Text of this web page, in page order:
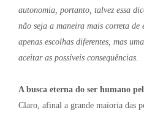
autonomia, portanto, talvez essa
não seja a maneira mais correta de
apenas escolhas diferentes, mas
aceitar as possíveis consequências.
A busca eterna do ser humano
Claro, afinal a grande maioria das